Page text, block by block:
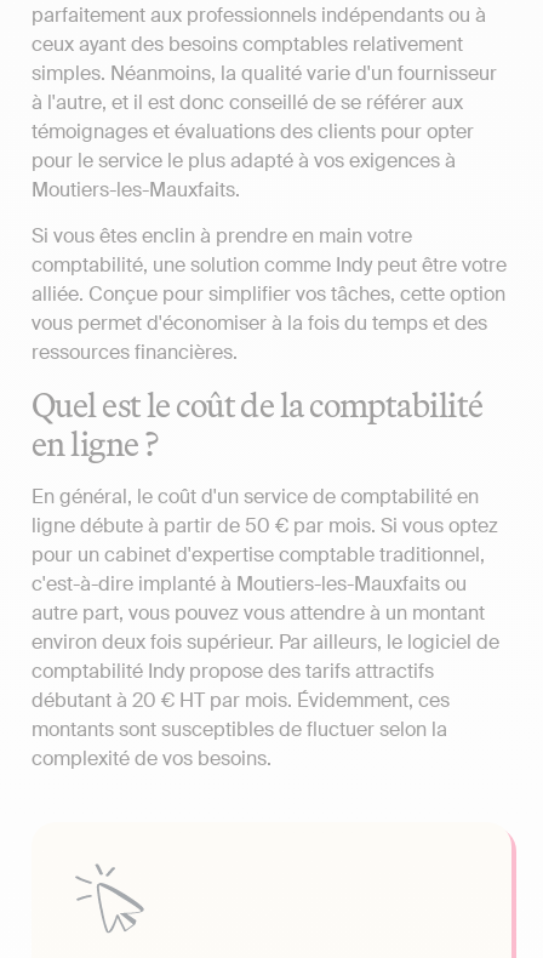
parfaitement aux professionnels indépendants ou à
ceux ayant des besoins comptables relativement
simples. Néanmoins, la qualité varie d'un fournisseur
à l'autre, et il est donc conseillé de se référer aux
témoignages et évaluations des clients pour opter
pour le service le plus adapté à vos exigences à
Moutiers-les-Mauxfaits.
Si vous êtes enclin à prendre en main votre
comptabilité, une solution comme Indy peut être votre
alliée. Conçue pour simplifier vos tâches, cette option
vous permet d'économiser à la fois du temps et des
ressources financières.
Quel est le coût de la comptabilité
en ligne ?
En général, le coût d'un service de comptabilité en
ligne débute à partir de 50 € par mois. Si vous optez
pour un cabinet d'expertise comptable traditionnel,
c'est-à-dire implanté à Moutiers-les-Mauxfaits ou
autre part, vous pouvez vous attendre à un montant
environ deux fois supérieur. Par ailleurs, le logiciel de
comptabilité Indy propose des tarifs attractifs
débutant à 20 € HT par mois. Évidemment, ces
montants sont susceptibles de fluctuer selon la
complexité de vos besoins.